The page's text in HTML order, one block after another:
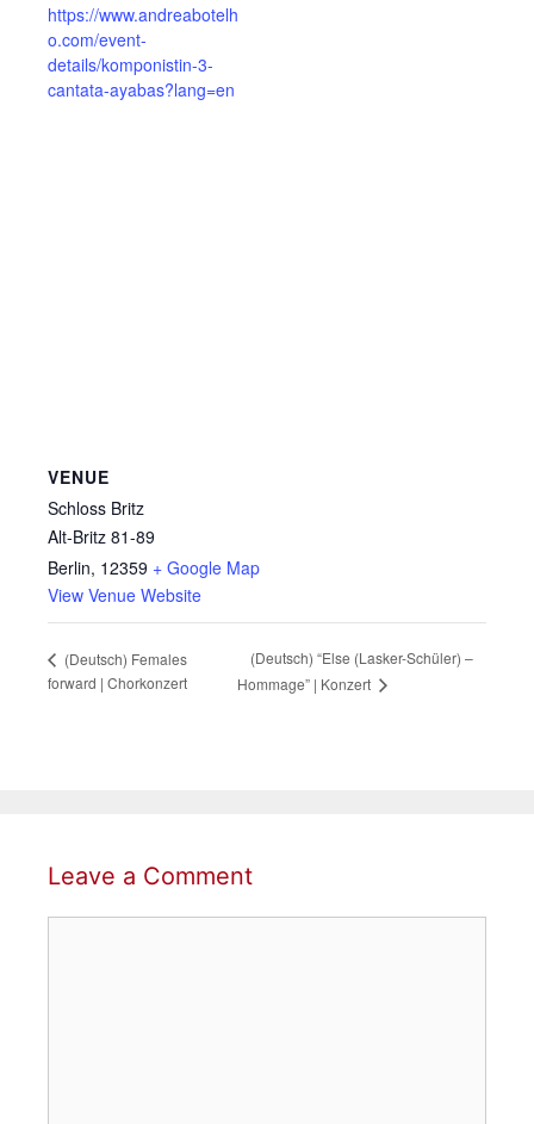
https://www.andreabotelh
o.com/event-
details/komponistin-3-
cantata-ayabas?lang=en
VENUE
Schloss Britz
Alt-Britz 81-89
Berlin, 12359 + Google Map
View Venue Website
(Deutsch) Females
forward | Chorkonzert
(Deutsch) “Else (Lasker-Schüler) –
Hommage” | Konzert
Leave a Comment